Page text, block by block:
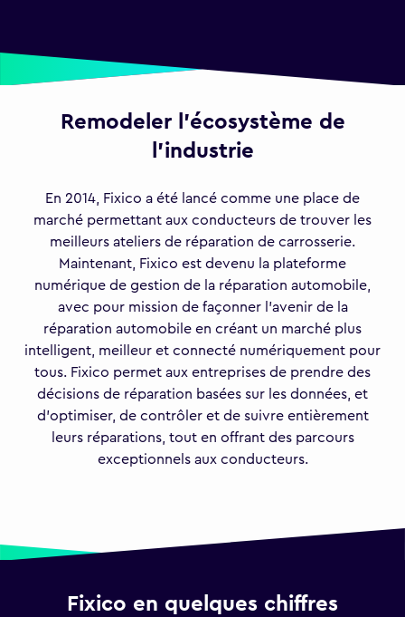
Remodeler l'écosystème de
l'industrie
En 2014, Fixico a été lancé comme une place de
marché permettant aux conducteurs de trouver les
meilleurs ateliers de réparation de carrosserie.
Maintenant, Fixico est devenu la plateforme
numérique de gestion de la réparation automobile,
avec pour mission de façonner l'avenir de la
réparation automobile en créant un marché plus
intelligent, meilleur et connecté numériquement pour
tous. Fixico permet aux entreprises de prendre des
décisions de réparation basées sur les données, et
d'optimiser, de contrôler et de suivre entièrement
leurs réparations, tout en offrant des parcours
exceptionnels aux conducteurs.
Fixico en quelques chiffres